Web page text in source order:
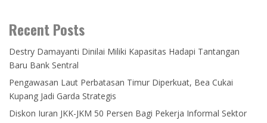
Recent Posts
Destry Damayanti Dinilai Miliki Kapasitas Hadapi Tantangan
Baru Bank Sentral
Pengawasan Laut Perbatasan Timur Diperkuat, Bea Cukai
Kupang Jadi Garda Strategis
Diskon Iuran JKK-JKM 50 Persen Bagi Pekerja Informal Sektor